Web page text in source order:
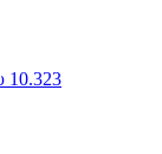
10.323